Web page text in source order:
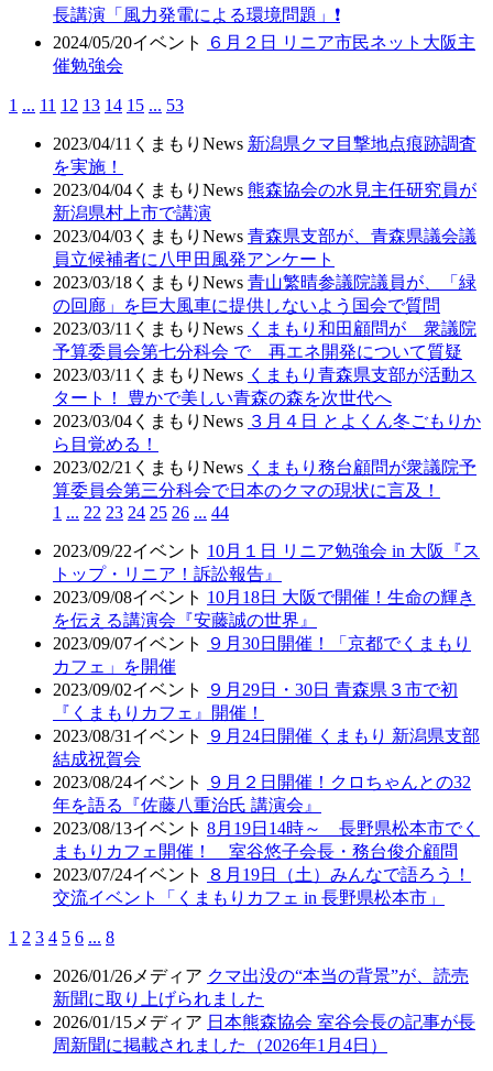
長講演「風力発電による環境問題」❗
2024/05/20イベント
６月２日 リニア市民ネット大阪主
催勉強会
1 ... 11 12 13 14 15 ... 53
2023/04/11 くまもりNews 新潟県クマ目撃地点痕跡調査
を実施！
2023/04/04 くまもりNews 熊森協会の水見主任研究員が
新潟県村上市で講演
2023/04/03 くまもりNews 青森県支部が、青森県議会議
員立候補者に八甲田風発アンケート
2023/03/18 くまもりNews 青山繁晴参議院議員が、「緑
の回廊」を巨大風車に提供しないよう国会で質問
2023/03/11 くまもりNews くまもり和田顧問が 衆議院
予算委員会第七分科会 で 再エネ開発について質疑
2023/03/11 くまもりNews くまもり青森県支部が活動ス
タート！ 豊かで美しい青森の森を次世代へ
2023/03/04 くまもりNews ３月４日 とよくん冬ごもりか
ら目覚める！
2023/02/21 くまもりNews くまもり務台顧問が衆議院予
算委員会第三分科会で日本のクマの現状に言及！
1 ... 22 23 24 25 26 ... 44
2023/09/22イベント 10月１日 リニア勉強会 in 大阪『ス
トップ・リニア！訴訟報告』
2023/09/08イベント 10月18日 大阪で開催！生命の輝き
を伝える講演会『安藤誠の世界』
2023/09/07イベント
９月30日開催！「京都でくまもり
カフェ」を開催
2023/09/02イベント
９月29日・30日 青森県３市で初
『くまもりカフェ』開催！
2023/08/31 イベント
９月24日開催 くまもり 新潟県支部
結成祝賀会
2023/08/24イベント
９月２日開催！クロちゃんとの32
年を語る『佐藤八重治氏 講演会』
2023/08/13イベント 8月19日14時～ 長野県松本市でく
まもりカフェ開催！ 室谷悠子会長・務台俊介顧問
2023/07/24イベント
８月19日（土）みんなで語ろう！
交流イベント「くまもりカフェ in 長野県松本市」
1 2 3 4 5 6 ... 8
2026/01/26 メディア クマ出没の“本当の背景”が、読売
新聞に取り上げられました
2026/01/15 メディア 日本熊森協会 室谷会長の記事が長
周新聞に掲載されました（2026年1月4日）